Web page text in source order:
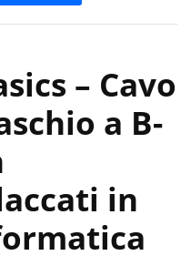
– Cavo
a B-
in